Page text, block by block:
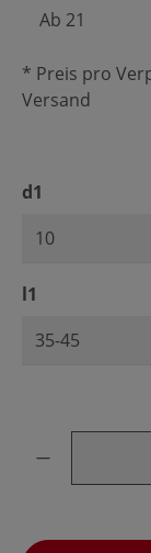
Ab 21
* Preis pro
Versand
d1
l1